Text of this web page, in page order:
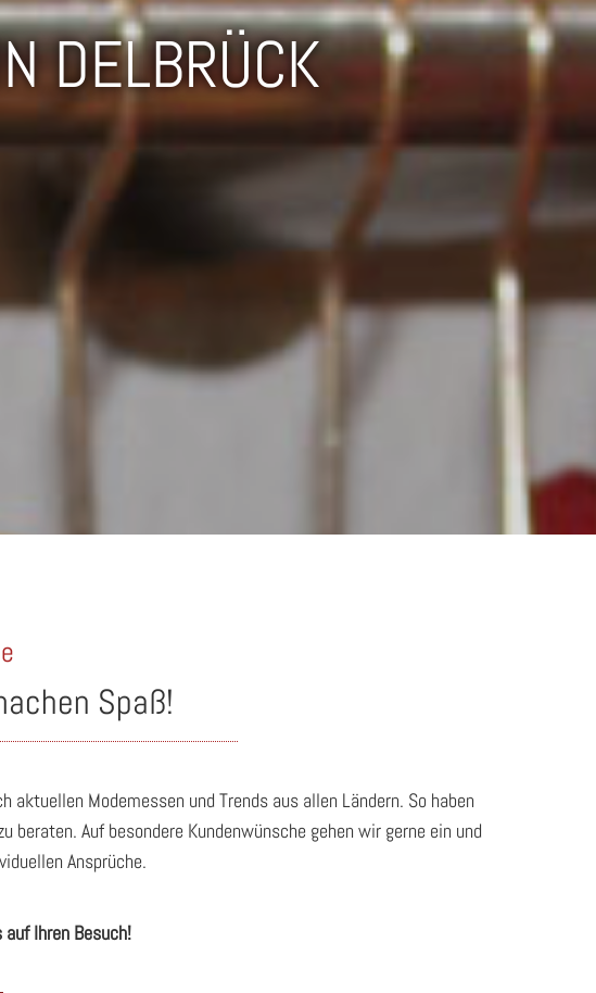
DELBRÜCK
Spaß!
Modemessen und Trends aus allen Ländern. So haben
Auf besondere Kundenwünsche gehen wir gerne ein und
Ansprüche.
Ihren Besuch!